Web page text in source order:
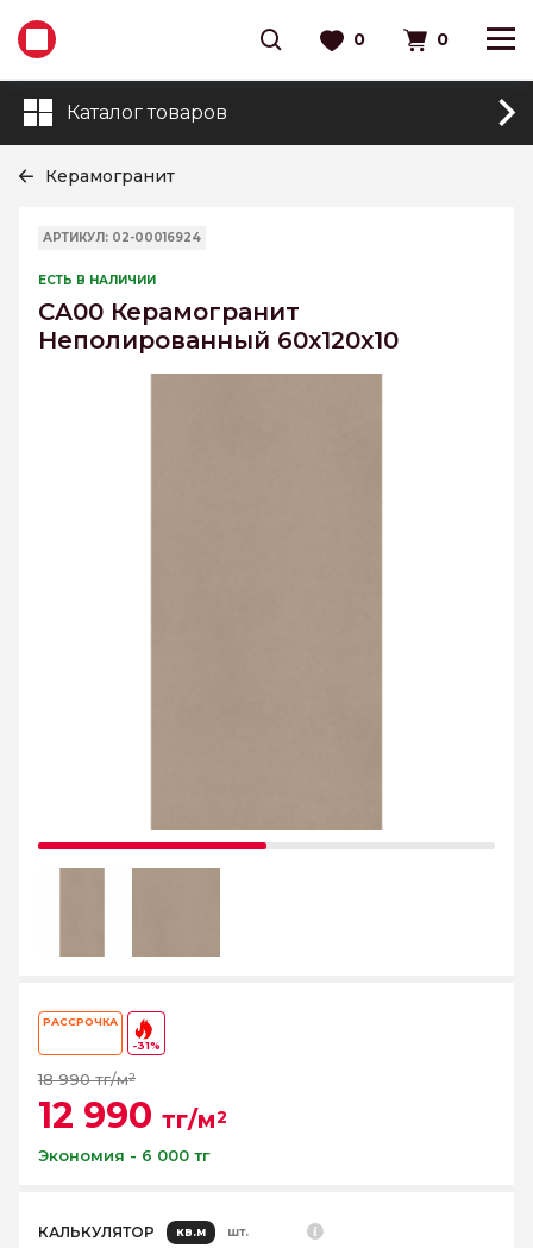
0 0
Каталог товаров
Керамогранит
АРТИКУЛ: 02-00016924
ЕСТЬ В НАЛИЧИИ
CA00 Керамогранит
Неполированный 60x120x10
РАССРОЧКА
-31%
18 990 тг/м2
12 990 тг/м2
Экономия - 6 000 тг
КАЛЬКУЛЯТОР кв.м шт.